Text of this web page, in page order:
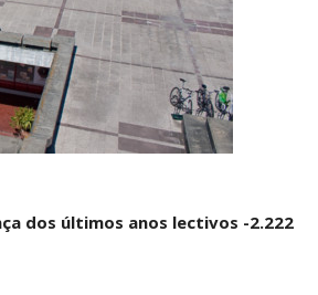
dos últimos anos lectivos -2.222